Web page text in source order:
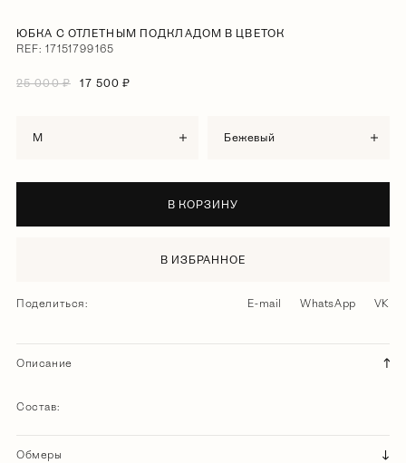
ЮБКА С ОТЛЕТНЫМ ПОДКЛАДОМ В ЦВЕТОК
REF: 17151799165
25 000 ₽ 17 500 ₽
M бежевый
В КОРЗИНУ
В ИЗБРАННОЕ
Поделиться: E-mail WhatsApp VK
Описание
Состав:
Обмеры